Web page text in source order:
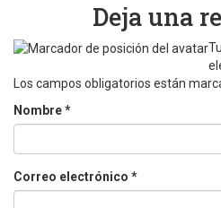
Deja una
Los campos obligatorios están
Nombre*
Correo electrónico *